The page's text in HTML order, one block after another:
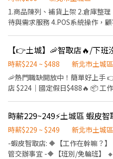
取店：新北市三峽區大觀路24號
民族街12號 三峽永安 - 智取店：新北
土城延吉 - 智取店：新北市土城
土城區明德路一段309號 土城中
號 土城立仁店：新北市土城區
市土城區金安街36號 土城學府
城學成 - 智取店：新北市土城區學
店：新北市土城區裕生路28號 (
唷) 💖因應徵人多缺額異動快,如未看到想應徵的門店歡迎詢問💖 📜
缺標題截圖即可✍🏻
門市 4. 須配合蝦皮店到店工作內
援 ✅工作時間： 早班：
=$229 晚班另有獎金+20=時薪
店點) 土城延吉 - 智取店 新北市土
土城區裕生路28號1樓 夜班 土城
28號1樓 ☑️需有機車&駕照 ☑️至少
教育訓練＋店面實習，新手也OK
貼、修繕補貼、推薦獎金
1.商品陳列、補貨上架 2.倉庫整
待與需求服務 4.POS系統操作，
時薪$224 ~ $488
新北市土城區
🦐熱門職缺開放中！簡單好上手
店 $224｜國定假日$488🔥 📦 工
生 - 智取店👉 新北市土城區裕生
班18:30~22:30 ⸻ 加入賴立即
📞:0968281855 ⚡名額有限，想
時薪$229 ~ $249
新北市土城區
-蝦皮智取店: 🔶【工作在幹嘛？
管交辦事宜 -🔶【班別/免輪班】